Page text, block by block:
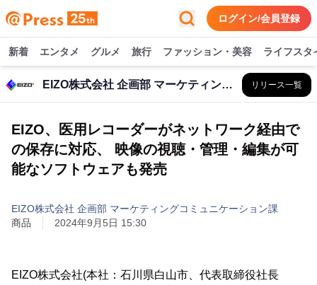
ログイン/会員登録
新着 エンタメ グルメ 旅行 ファッション・美容 ライフスタ
EIZO株式会社 企画部 マーケティングコミュニケーション課 リリース一覧
EIZO、医用レコーダーがネットワーク経由で
の保存に対応、 映像の視聴・管理・編集が可
能なソフトウェアも発売
EIZO株式会社 企画部 マーケティングコミュニケーション課
商品
2024年9月5日 15:30
EIZO株式会社(本社：石川県白山市、代表取締役社長